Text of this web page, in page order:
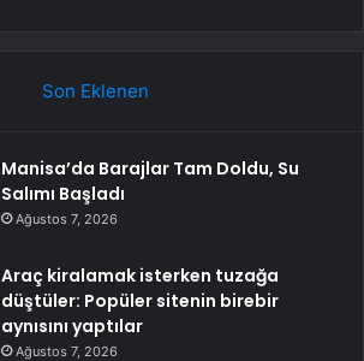
Son Eklenen
Manisa’da Barajlar Tam Doldu, Su
Salımı Başladı
Ağustos 7, 2026
Araç kiralamak isterken tuzağa
düştüler: Popüler sitenin birebir
aynısını yaptılar
Ağustos 7, 2026